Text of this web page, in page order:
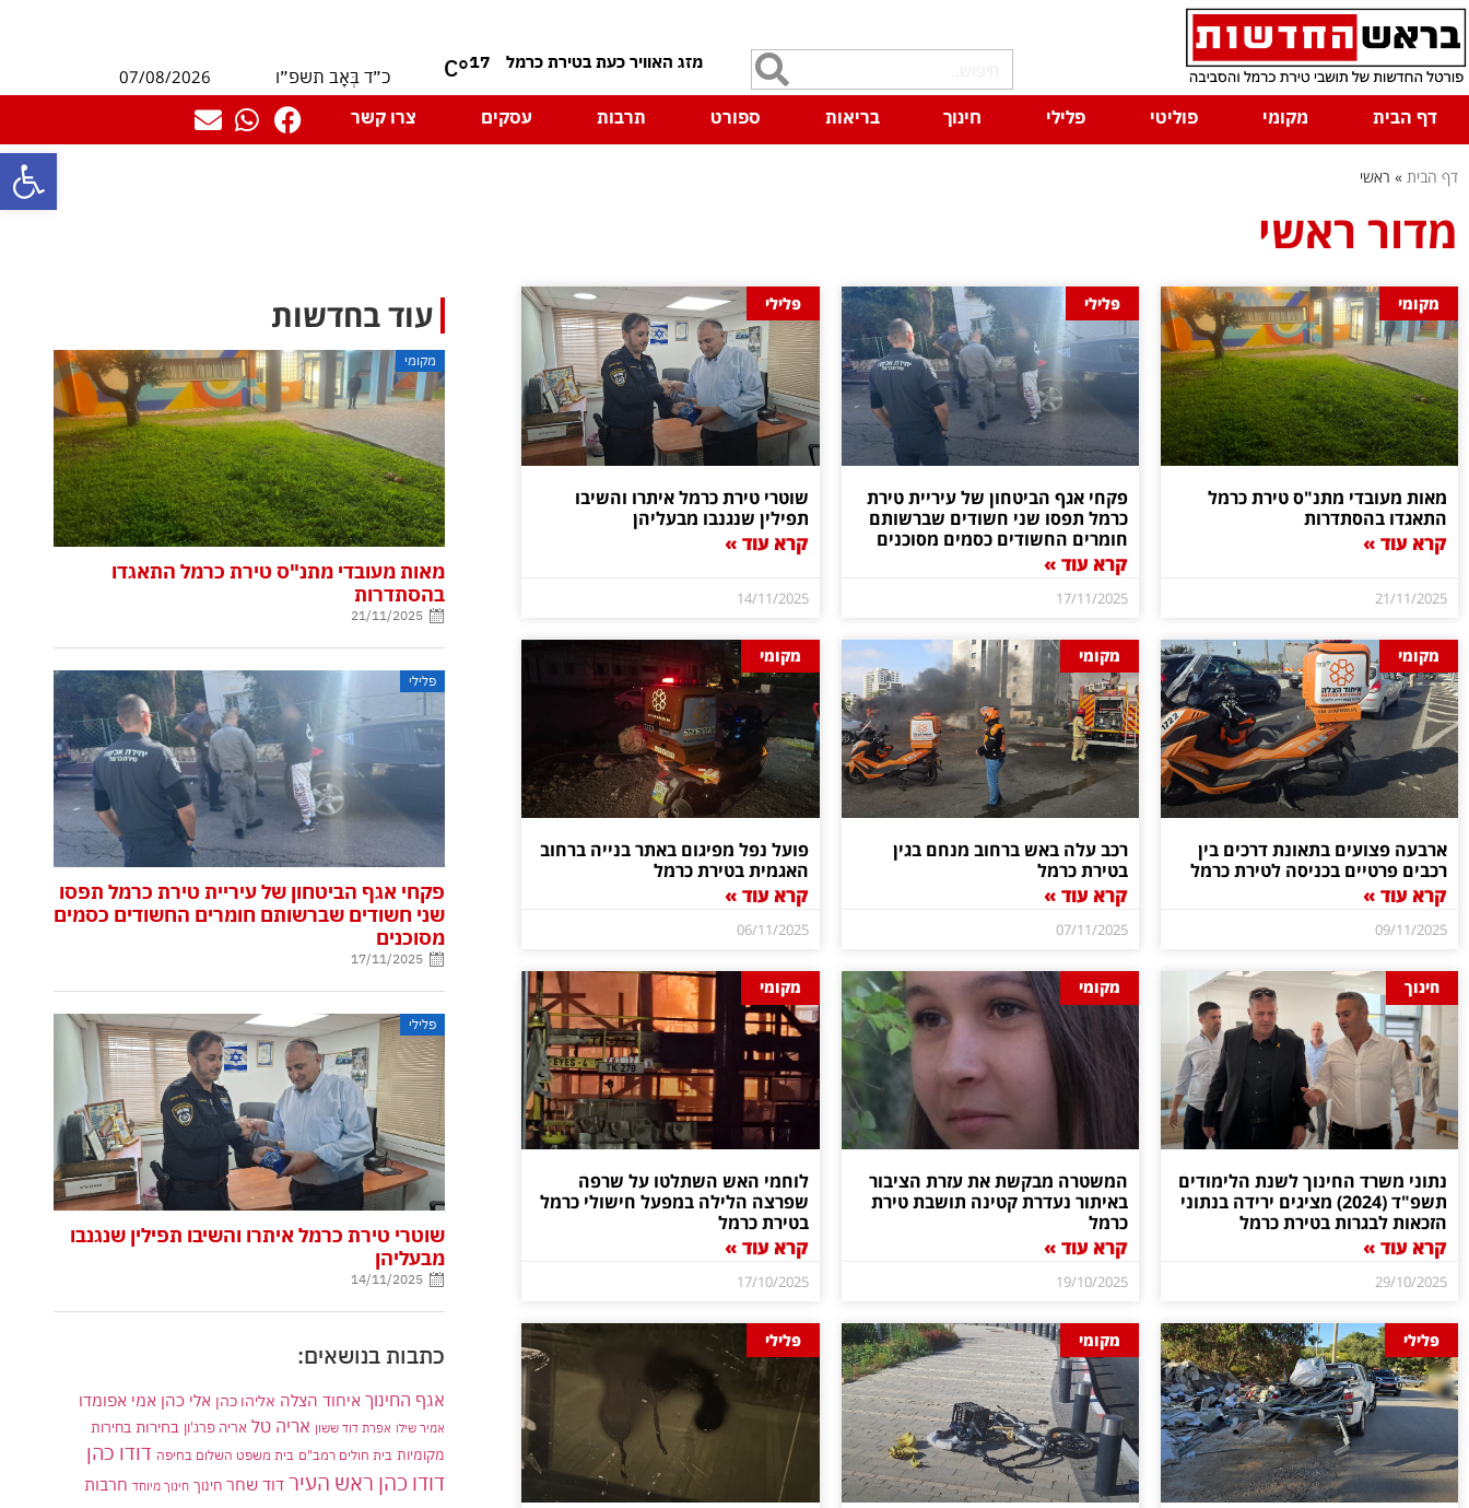
פתח
17
°C כ״ד בְּאָב תשפ״ו
07/08/2026
דף הבית
מקומי פוליטי פלילי חינוך בריאות ספורט תרבות עסקים צרו קשר
דף הבית » ראשי
מדור ראשי
מקומי
מאות מעובדי מתנ"ס טירת כרמל
התאגדו בהסתדרות
קרא עוד »
21/11/2025
פלילי
פקחי אגף הביטחון של עיריית טירת
כרמל תפסו שני חשודים שברשותם
חומרים החשודים כסמים מסוכנים
קרא עוד »
17/11/2025
פלילי
שוטרי טירת כרמל איתרו והשיבו
תפילין שנגנבו מבעליהן
קרא עוד »
14/11/2025
מקומי
ארבעה פצועים בתאונת דרכים בין
רכבים פרטיים בכניסה לטירת כרמל
קרא עוד »
09/11/2025
מקומי
רכב עלה באש ברחוב מנחם בגין
בטירת כרמל
קרא עוד »
07/11/2025
מקומי
פועל נפל מפיגום באתר בנייה ברחוב
האגמית בטירת כרמל
קרא עוד »
06/11/2025
חינוך
נתוני משרד החינוך לשנת הלימודים
תשפ"ד (2024) מציגים ירידה בנתוני
הזכאות לבגרות בטירת כרמל
קרא עוד »
29/10/2025
מקומי
המשטרה מבקשת את עזרת הציבור
באיתור נעדרת קטינה תושבת טירת
כרמל
קרא עוד »
19/10/2025
מקומי
לוחמי האש השתלטו על שרפה
שפרצה הלילה במפעל חישולי כרמל
בטירת כרמל
קרא עוד »
17/10/2025
פלילי מקומי פלילי
עוד בחדשות
מקומי
מאות מעובדי מתנ"ס טירת כרמל התאגדו
בהסתדרות
21/11/2025
פלילי
פקחי אגף הביטחון של עיריית טירת כרמל תפסו
שני חשודים שברשותם חומרים החשודים כסמים
מסוכנים
17/11/2025
פלילי
שוטרי טירת כרמל איתרו והשיבו תפילין שנגנבו
מבעליהן
14/11/2025
כתבות בנושאים:
אגף החינוך איחוד הצלה אליהו כהן אלי כהן אמי אפומדו
אמיר שילו אפרת דוד ששון אריה טל אריה פרג'ון בחירות בחירות
מקומיות בית חולים רמב"ם בית משפט השלום בחיפה דודו כהן
דודו כהן ראש העיר דוד שחר חינוך חינוך מיוחד חרבות